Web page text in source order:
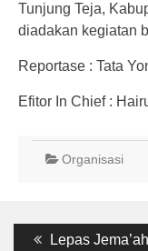
Tunjung Teja,
diadakan kegiatan
Reportase : Tata
Efitor In Chief :
Organisasi
PostPrevious
Lepas